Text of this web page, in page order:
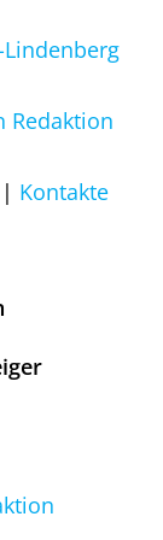
Lindenberg
Redaktion
Kontakte